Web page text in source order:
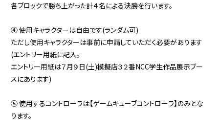
各ブロックで勝ち上がった計４名による決勝を行います。
④ 使用キャラクターは自由です(ランダム可)
ただし使用キャラクターは事前に申請していただく必要があります
(エントリー用紙に記入。
エントリー用紙は７月９日(土)模擬店３２番NCC学生作品展示ブー
スにあります)
⑤ 使用するコントローラは【ゲームキューブコントローラ】のみとな
ります。